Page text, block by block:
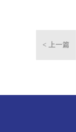
< 上一篇